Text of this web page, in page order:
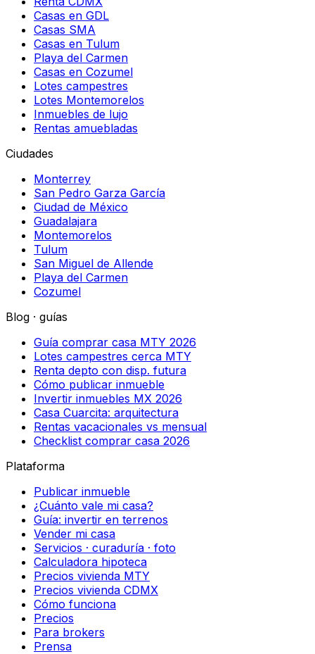
Casas en GDL
Casas SMA
Casas en Tulum
Playa del Carmen
Casas en Cozumel
Lotes campestres
Lotes Montemorelos
Inmuebles de lujo
Rentas amuebladas
Ciudades
Monterrey
San Pedro Garza García
Ciudad de México
Guadalajara
Montemorelos
Tulum
San Miguel de Allende
Playa del Carmen
Cozumel
Blog · guías
Guía comprar casa MTY 2026
Lotes campestres cerca MTY
Renta depto con disp. futura
Cómo publicar inmueble
Invertir inmuebles MX 2026
Casa Cuarcita: arquitectura
Rentas vacacionales vs mensual
Checklist comprar casa 2026
Plataforma
Publicar inmueble
¿Cuánto vale mi casa?
Guía: invertir en terrenos
Vender mi casa
Servicios · curaduría · foto
Calculadora hipoteca
Precios vivienda MTY
Precios vivienda CDMX
Cómo funciona
Precios
Para brokers
Prensa